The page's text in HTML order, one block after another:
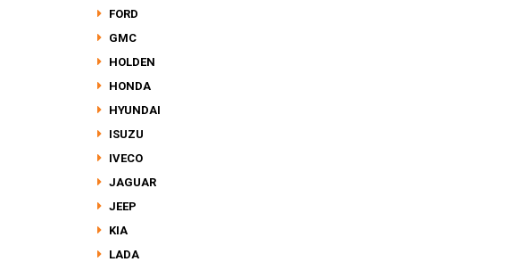
FORD
GMC
HOLDEN
HONDA
HYUNDAI
ISUZU
IVECO
JAGUAR
JEEP
KIA
LADA